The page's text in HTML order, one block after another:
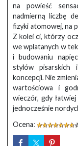
na powieść
nadmierną liczbę
fizyki atomowej, na
Z kolei ci, którzy
we wplatanych w
i budowaniu
stylów pisarskich
koncepcji. Nie
wartościowa i
wieczór, gdy
jednocześnie
Ocena: